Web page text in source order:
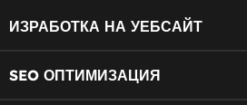
ИЗРАБОТКА НА УЕБСАЙТ
SEO ОПТИМИЗАЦИЯ